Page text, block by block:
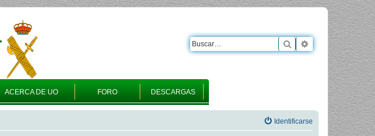
ACERCA DE UO FORO DESCARGAS
Buscar Búsqueda
Identificarse